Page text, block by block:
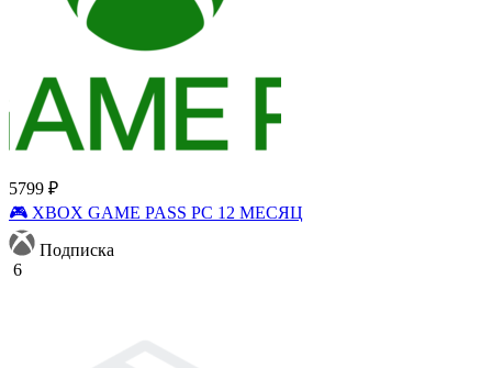
5799 ₽
🎮 XBOX GAME PASS PC 12 МЕСЯЦ
Подписка
6